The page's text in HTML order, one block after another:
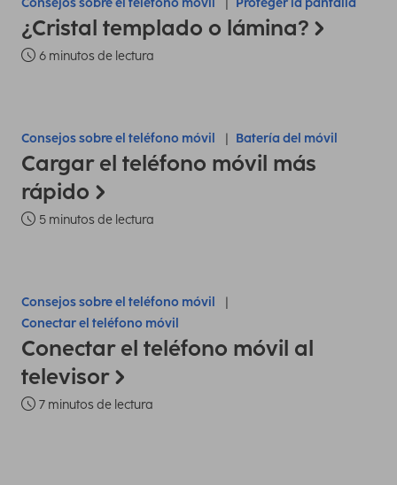
¿Cristal templado o lámina?
6 minutos de lectura
Consejos sobre el teléfono móvil Batería del móvil
Cargar el teléfono móvil más
rápido
5 minutos de lectura
Consejos sobre el teléfono móvil
Conectar el teléfono móvil
Conectar el teléfono móvil al
televisor
7 minutos de lectura